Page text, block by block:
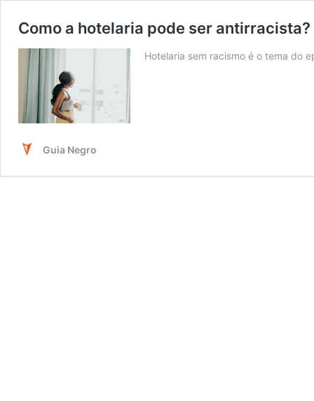
Como a hotelaria pode ser antirracista?
Hotelaria sem racismo é o tema do
Guia Negro